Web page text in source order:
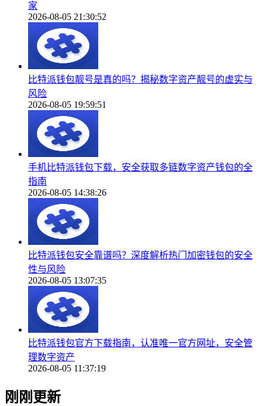
家
2026-08-05 21:30:52
比特派钱包靓号是真的吗？揭秘数字资产靓号的虚实与
风险
2026-08-05 19:59:51
手机比特派钱包下载，安全获取多链数字资产钱包的全
指南
2026-08-05 14:38:26
比特派钱包安全靠谱吗？深度解析热门加密钱包的安全
性与风险
2026-08-05 13:07:35
比特派钱包官方下载指南，认准唯一官方网址，安全管
理数字资产
2026-08-05 11:37:19
刚刚更新